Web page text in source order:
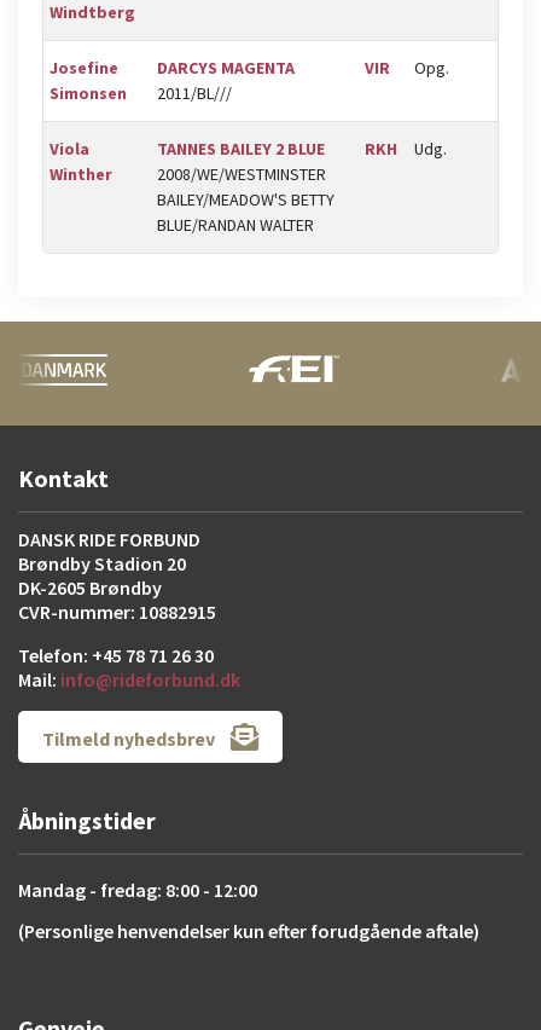
Windtberg
Josefine
Simonsen
DARCYS MAGENTA
2011/BL///
VIR Opg.
Viola
Winther
TANNES BAILEY 2 BLUE
2008/WE/WESTMINSTER
BAILEY/MEADOW'S BETTY
BLUE/RANDAN WALTER
RKH Udg.
Kontakt
DANSK RIDE FORBUND
Brøndby Stadion 20
DK-2605 Brøndby
CVR-nummer: 10882915
Telefon: +45 78 71 26 30
Mail: info@rideforbund.dk
Tilmeld nyhedsbrev
Åbningstider
Mandag - fredag: 8:00 - 12:00
(Personlige henvendelser kun efter forudgående aftale)